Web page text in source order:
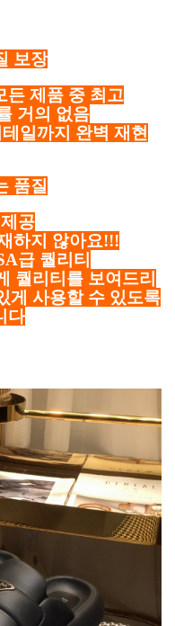
보장
든 제품 중 최고
거의 없음
일까지 완벽 재현
품질
공
하지 않아요!!!
급 퀄리티
퀄리티를 보여드리
게 사용할 수 있도록
다